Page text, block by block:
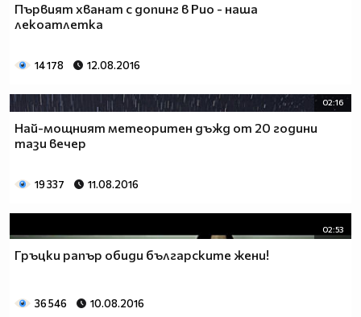
Първият хванат с допинг в Рио - наша
лекоатлетка
14 178 12.08.2016
02:16
Най-мощният метеоритен дъжд от 20 години
тази вечер
19 337 11.08.2016
02:53
Гръцки рапър обиди българските жени!
36 546 10.08.2016